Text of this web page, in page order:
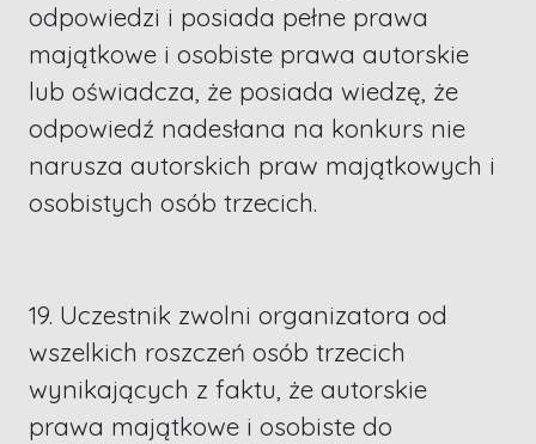
odpowiedzi i posiada pełne prawa
majątkowe i osobiste prawa autorskie
lub oświadcza, że posiada wiedzę, że
odpowiedź nadesłana na konkurs nie
narusza autorskich praw majątkowych i
osobistych osób trzecich.
19. Uczestnik zwolni organizatora od
wszelkich roszczeń osób trzecich
wynikających z faktu, że autorskie
prawa majątkowe i osobiste do